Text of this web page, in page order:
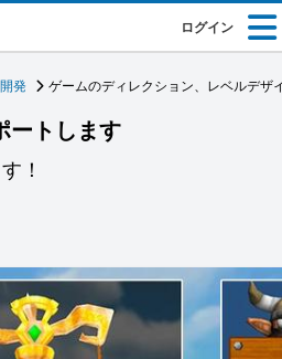
ログイン
発 ゲームのディレクション、レベルデザ
ートします
！